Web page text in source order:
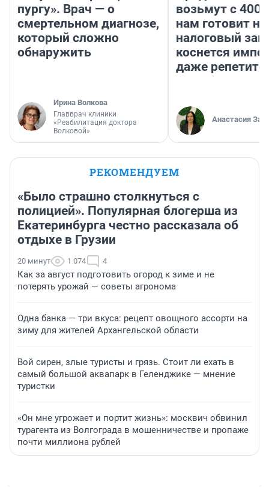
пургу». Врач — о
смертельном диагнозе,
который сложно
обнаружить
Ирина Волкова
Главврач клиники
«Реабилитация доктора
Волковой»
возьмут с
нам готовит
налоговый
коснется
даже
Анастасия
РЕКОМЕНДУЕМ
«Было страшно столкнуться с
полицией». Популярная блогерша из
Екатеринбурга честно рассказала об
отдыхе в Грузии
20 минут 1 074 4
Как за август подготовить огород к зиме и не
потерять урожай — советы агронома
Одна банка — три вкуса: рецепт овощного ассорти на
зиму для жителей Архангельской области
Вой сирен, злые туристы и грязь. Стоит ли ехать в
самый большой аквапарк в Геленджике — мнение
туристки
«Он мне угрожает и портит жизнь»: москвич обвинил
турагента из Волгограда в мошенничестве и пропаже
почти миллиона рублей